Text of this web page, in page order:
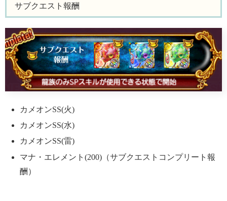
サブクエスト報酬
カメオンSS(火)
カメオンSS(水)
カメオンSS(雷)
マナ・エレメント(200)（サブクエストコンプリート報
酬）